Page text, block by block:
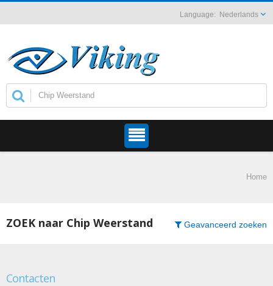
Nederlands
Home
ZOEK naar Chip Weerstand Geavanceerd zoeken
Contacten